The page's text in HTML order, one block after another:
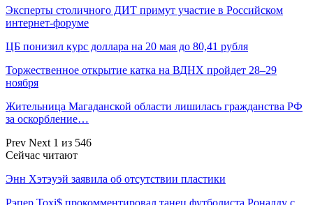
Эксперты столичного ДИТ примут участие в Российском
интернет-форуме
ЦБ понизил курс доллара на 20 мая до 80,41 рубля
Торжественное открытие катка на ВДНХ пройдет 28–29
ноября
Жительница Магаданской области лишилась гражданства РФ
за оскорбление…
Prev Next 1 из 546
Сейчас читают
Энн Хэтэуэй заявила об отсутствии пластики
Рэпер Toxi$ прокомментировал танец футболиста Роналду с